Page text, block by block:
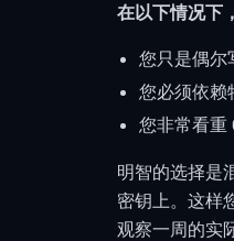
在以下情况下
您只是偶尔
您必须依赖
您非常看重
明智的选择是
密钥上。这样
观察一周的实